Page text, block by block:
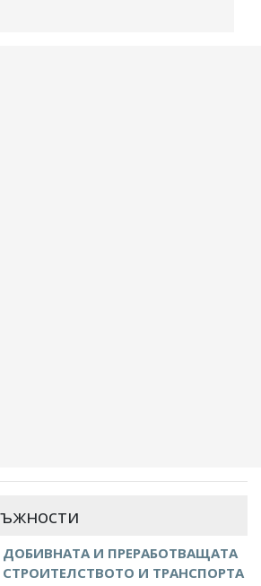
И ПРЕРАБОТВАЩАТА
И ТРАНСПОРТА